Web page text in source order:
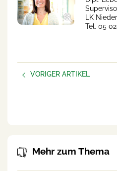
LK
Tel. 05
VORIGER ARTIKEL
Mehr zum Thema